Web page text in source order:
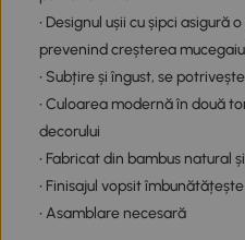
• Designul ușii cu șipci
prevenind creșterea
• Subțire și îngust, se
• Culoarea modernă în două
decorului
• Fabricat din bambus natural
• Finisajul vopsit
• Asamblare necesară